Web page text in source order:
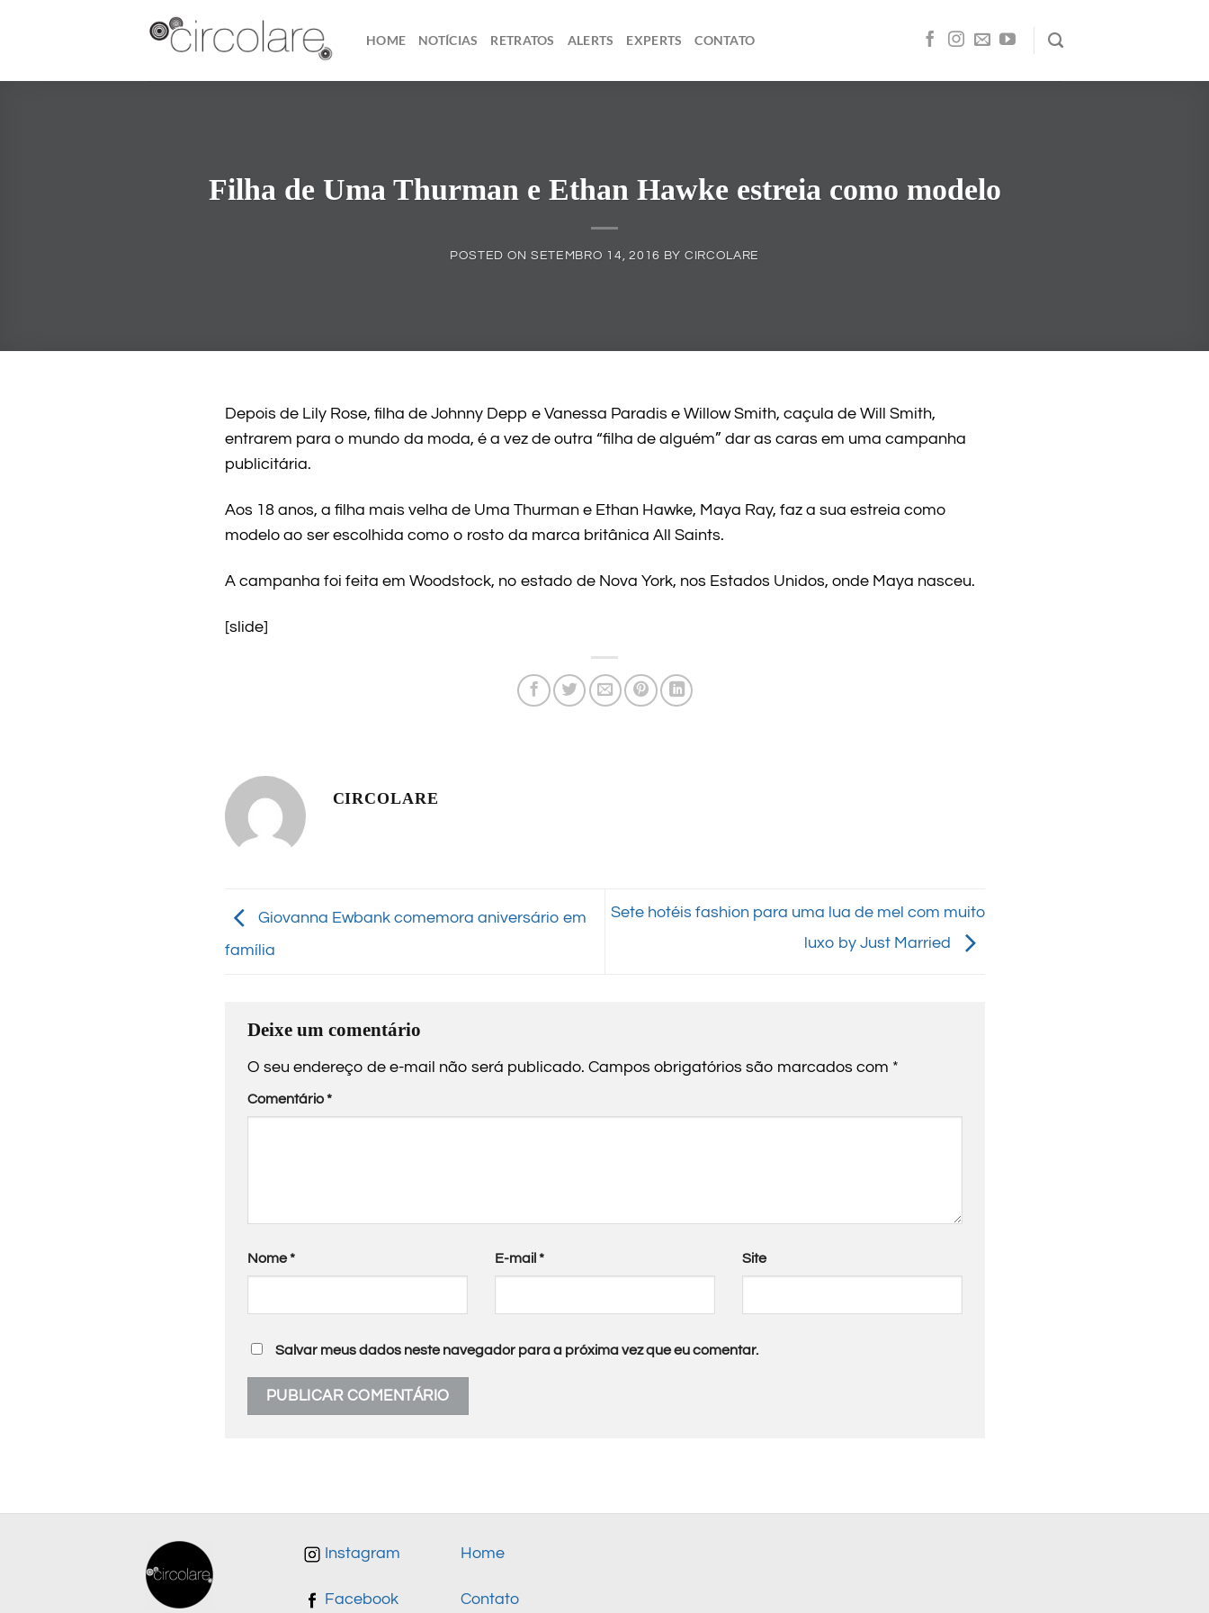
HOME NOTÍCIAS RETRATOS ALERTS EXPERTS CONTATO
Filha de Uma Thurman e Ethan Hawke estreia como modelo
POSTED ON SETEMBRO 14, 2016 BY CIRCOLARE
Depois de Lily Rose, filha de Johnny Depp e Vanessa Paradis e Willow Smith, caçula de Will Smith,
entrarem para o mundo da moda, é a vez de outra “filha de alguém” dar as caras em uma campanha
publicitária.
Aos 18 anos, a filha mais velha de Uma Thurman e Ethan Hawke, Maya Ray, faz a sua estreia como
modelo ao ser escolhida como o rosto da marca britânica All Saints.
A campanha foi feita em Woodstock, no estado de Nova York, nos Estados Unidos, onde Maya nasceu.
[slide]
CIRCOLARE
Giovanna Ewbank comemora aniversário em
família
Sete hotéis fashion para uma lua de mel com muito
luxo by Just Married
Deixe um comentário
O seu endereço de e-mail não será publicado. Campos obrigatórios são marcados com *
Comentário*
Nome* E-mail * Site
Salvar meus dados neste navegador para a próxima vez que eu comentar.
Instagram
Facebook
Home
Contato